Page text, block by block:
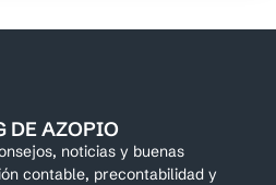
DE AZOPIO
noticias y buenas
contable, precontabilidad y